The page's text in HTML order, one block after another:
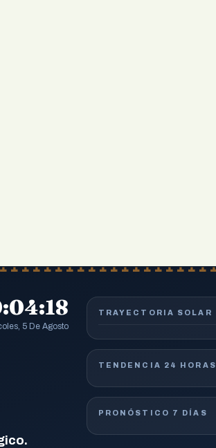
5 De Agosto
TRAYECTORIA SOLAR
TENDENCIA 24 HORAS
PRONÓSTICO 7 DÍAS